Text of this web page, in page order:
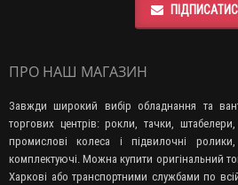
ПРО НАШ МАГАЗИН
Завжди широкий вибір обладнання та
торгових центрів: рокли, тачки,
промислові колеса і підвилочні
комплектуючі. Можна купити оригінальний
Харкові або транспортними службами по